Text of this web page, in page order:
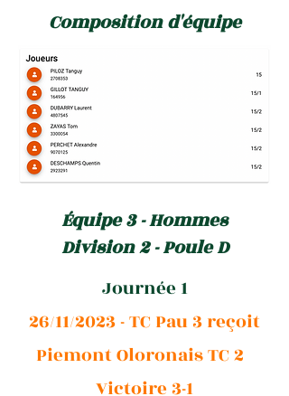
Composition d'équipe
Équipe 3 - Hommes
Division 2 - Poule D
Journée 1
26/11/2023 - TC Pau 3 reçoit
Piemont Oloronais TC 2
Victoire 3-1